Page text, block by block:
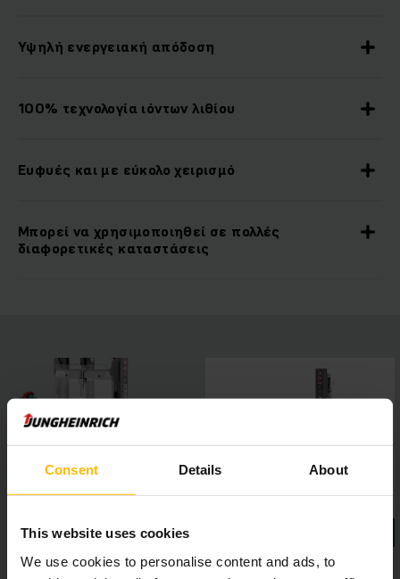
Consent Details About
This website uses cookies
We use cookies to personalise content and ads, to
Υψηλή ενεργειακή απόδοση
100% τεχνολογία ιόντων λιθίου
Ευφυές και με εύκολο χειρισμό
Μπορεί να χρησιμοποιηθεί σε πολλές
διαφορετικές καταστάσεις